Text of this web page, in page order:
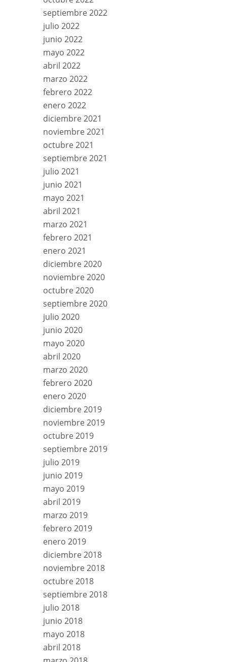
septiembre 2022
julio 2022
junio 2022
mayo 2022
abril 2022
marzo 2022
febrero 2022
enero 2022
diciembre 2021
noviembre 2021
octubre 2021
septiembre 2021
julio 2021
junio 2021
mayo 2021
abril 2021
marzo 2021
febrero 2021
enero 2021
diciembre 2020
noviembre 2020
octubre 2020
septiembre 2020
julio 2020
junio 2020
mayo 2020
abril 2020
marzo 2020
febrero 2020
enero 2020
diciembre 2019
noviembre 2019
octubre 2019
septiembre 2019
julio 2019
junio 2019
mayo 2019
abril 2019
marzo 2019
febrero 2019
enero 2019
diciembre 2018
noviembre 2018
octubre 2018
septiembre 2018
julio 2018
junio 2018
mayo 2018
abril 2018